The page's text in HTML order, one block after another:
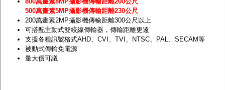
500萬畫素5MP攝影機傳輸距離230公尺
200萬畫素2MP攝影機傳輸距離300公尺以上
可搭配主動式雙絞線傳輸器，傳輸距離更遠
支援各種訊號格式AHD、CVI、TVI、NTSC、PAL、SECAM等
被動式傳輸免電源
量大價可議